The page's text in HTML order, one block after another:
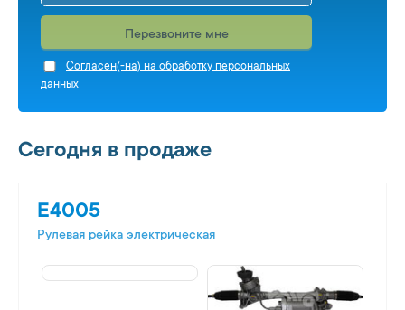
Перезвоните мне
Cогласен(-на) на обработку персональных
данных
Сегодня в продаже
E4005
Рулевая рейка электрическая